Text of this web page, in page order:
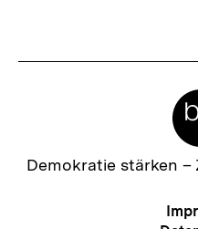
Zur
Demokratie stärken –